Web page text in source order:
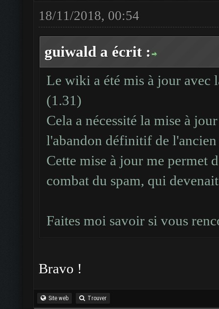
18/11/2018, 00:54
guiwald a écrit :
Le wiki a été mis à jour avec
(1.31)
Cela a nécessité la mise à
l'abandon définitif de
Cette mise à jour me permet
combat du spam, qui
Faites moi savoir si vous
Bravo !
Site web Trouver